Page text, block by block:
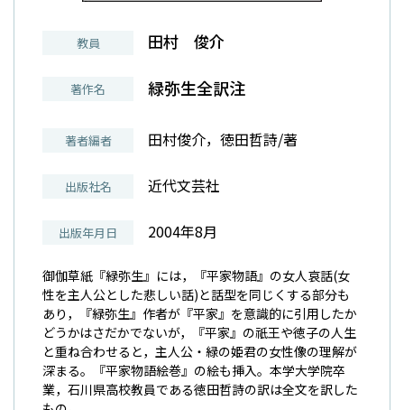
教員 田村 俊介
著作名 緑弥生全訳注
著者編者 田村俊介，徳田哲詩/著
出版社名 近代文芸社
出版年月日 2004年8月
御伽草紙『緑弥生』には，『平家物語』の女人哀話(女
性を主人公とした悲しい話)と話型を同じくする部分も
あり，『緑弥生』作者が『平家』を意識的に引用したか
どうかはさだかでないが，『平家』の祇王や徳子の人生
と重ね合わせると，主人公・緑の姫君の女性像の理解が
深まる。『平家物語絵巻』の絵も挿入。本学大学院卒
業，石川県高校教員である徳田哲詩の訳は全文を訳した